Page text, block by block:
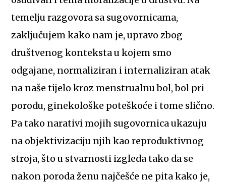
temelju razgovora sa sugovornicama,
zaključujem kako nam je, upravo zbog
društvenog konteksta u kojem smo
odgajane, normaliziran i internaliziran atak
na naše tijelo kroz menstrualnu bol, bol pri
porodu, ginekološke poteškoće i tome slično.
Pa tako narativi mojih sugovornica ukazuju
na objektivizaciju njih kao reproduktivnog
stroja, što u stvarnosti izgleda tako da se
nakon poroda ženu najčešće ne pita kako je,